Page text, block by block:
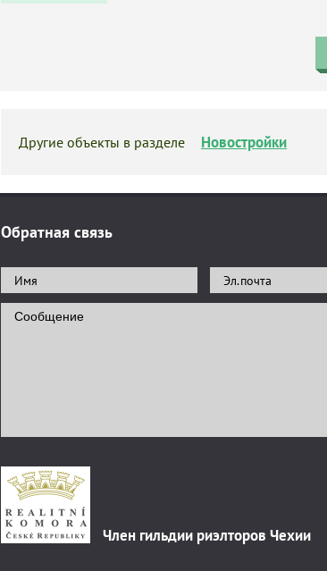
Другие объекты в разделе Новостройки
Обратная связь
Член гильдии риэлторов Чехии